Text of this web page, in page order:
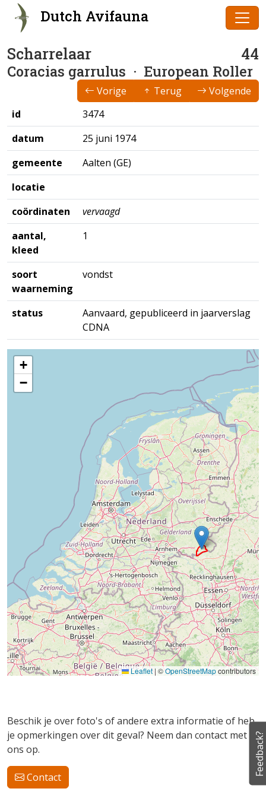
Dutch Avifauna
Scharrelaar 44
Coracias garrulus · European Roller
Vorige Terug
Volgende
id
3474
datum
25 juni 1974
gemeente
Aalten (GE)
locatie
coördinaten
vervaagd
aantal,
kleed
1
soort
waarneming
vondst
status
Aanvaard, gepubliceerd in jaarverslag
CDNA
+
−
Leaflet| ©OpenStreetMapcontributors
Beschik je over foto's of andere extra informatie of heb
je opmerkingen over dit geval? Neem dan contact met
ons op.
Contact
Feedback?